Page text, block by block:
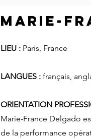
Marie-
LIEU :Paris, France
LANGUES :français,
ORIENTATION
Marie-France Delgado
de la performance